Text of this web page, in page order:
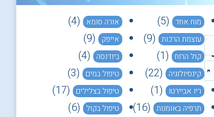
אורה סומא (4)
אייפק (9)
ביודנסה (4)
טיפול במים (3)
טיפול בצלילים (17)
טיפול בקול (6)
מוח אחד (5)
עוצמת הרכות (9)
קול הרוח (1)
קינסיולוגיה (22)
ריו אביירטו (1)
תרפיה באומנות (16)